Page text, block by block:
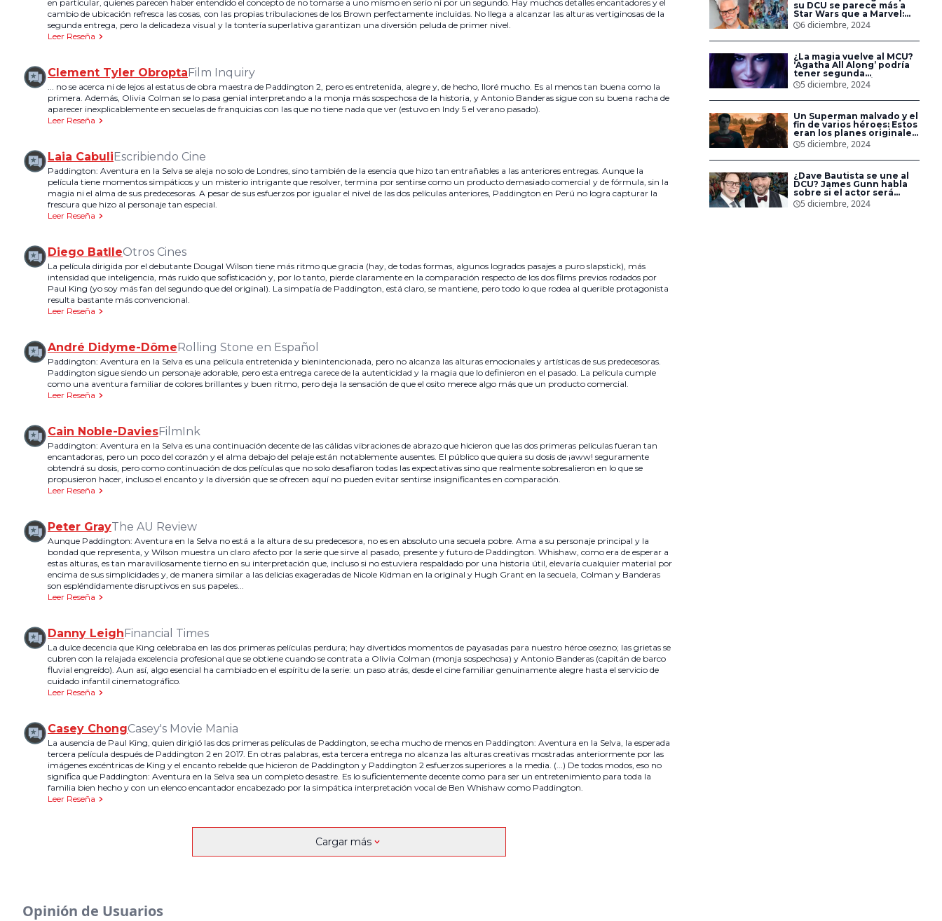
en particular, quienes parecen haber entendido el concepto de no tomarse a uno mismo en serio ni por un segundo. Hay muchos detalles encantadores y el
cambio de ubicación refresca las cosas, con las propias tribulaciones de los Brown perfectamente incluidas. No llega a alcanzar las alturas vertiginosas de la
segunda entrega, pero la delicadeza visual y la tontería superlativa garantizan una diversión peluda de primer nivel.
Leer Reseña
Clement Tyler ObroptaFilm Inquiry
... no se acerca ni de lejos al estatus de obra maestra de Paddington 2, pero es entretenida, alegre y, de hecho, lloré mucho. Es al menos tan buena como la
primera. Además, Olivia Colman se lo pasa genial interpretando a la monja más sospechosa de la historia, y Antonio Banderas sigue con su buena racha de
aparecer inexplicablemente en secuelas de franquicias con las que no tiene nada que ver (estuvo en Indy 5 el verano pasado).
Leer Reseña
Laia CabuliEscribiendo Cine
Paddington: Aventura en la Selva se aleja no solo de Londres, sino también de la esencia que hizo tan entrañables a las anteriores entregas. Aunque la
película tiene momentos simpáticos y un misterio intrigante que resolver, termina por sentirse como un producto demasiado comercial y de fórmula, sin la
magia ni el alma de sus predecesoras. A pesar de sus esfuerzos por igualar el nivel de las dos películas anteriores, Paddington en Perú no logra capturar la
frescura que hizo al personaje tan especial.
Leer Reseña
Diego BatlleOtros Cines
La película dirigida por el debutante Dougal Wilson tiene más ritmo que gracia (hay, de todas formas, algunos logrados pasajes a puro slapstick), más
intensidad que inteligencia, más ruido que sofisticación y, por lo tanto, pierde claramente en la comparación respecto de los dos films previos rodados por
Paul King (yo soy más fan del segundo que del original). La simpatía de Paddington, está claro, se mantiene, pero todo lo que rodea al querible protagonista
resulta bastante más convencional.
Leer Reseña
André Didyme-DômeRolling Stone en Español
Paddington: Aventura en la Selva es una película entretenida y bienintencionada, pero no alcanza las alturas emocionales y artísticas de sus predecesoras.
Paddington sigue siendo un personaje adorable, pero esta entrega carece de la autenticidad y la magia que lo definieron en el pasado. La película cumple
como una aventura familiar de colores brillantes y buen ritmo, pero deja la sensación de que el osito merece algo más que un producto comercial.
Leer Reseña
Cain Noble-DaviesFilmInk
Paddington: Aventura en la Selva es una continuación decente de las cálidas vibraciones de abrazo que hicieron que las dos primeras películas fueran tan
encantadoras, pero un poco del corazón y el alma debajo del pelaje están notablemente ausentes. El público que quiera su dosis de ¡aww! seguramente
obtendrá su dosis, pero como continuación de dos películas que no solo desafiaron todas las expectativas sino que realmente sobresalieron en lo que se
propusieron hacer, incluso el encanto y la diversión que se ofrecen aquí no pueden evitar sentirse insignificantes en comparación.
Leer Reseña
Peter GrayThe AU Review
Aunque Paddington: Aventura en la Selva no está a la altura de su predecesora, no es en absoluto una secuela pobre. Ama a su personaje principal y la
bondad que representa, y Wilson muestra un claro afecto por la serie que sirve al pasado, presente y futuro de Paddington. Whishaw, como era de esperar a
estas alturas, es tan maravillosamente tierno en su interpretación que, incluso si no estuviera respaldado por una historia útil, elevaría cualquier material por
encima de sus simplicidades y, de manera similar a las delicias exageradas de Nicole Kidman en la original y Hugh Grant en la secuela, Colman y Banderas
son espléndidamente disruptivos en sus papeles...
Leer Reseña
Danny LeighFinancial Times
La dulce decencia que King celebraba en las dos primeras películas perdura; hay divertidos momentos de payasadas para nuestro héroe osezno; las grietas se
cubren con la relajada excelencia profesional que se obtiene cuando se contrata a Olivia Colman (monja sospechosa) y Antonio Banderas (capitán de barco
fluvial engreído). Aun así, algo esencial ha cambiado en el espíritu de la serie: un paso atrás, desde el cine familiar genuinamente alegre hasta el servicio de
cuidado infantil cinematográfico.
Leer Reseña
Casey ChongCasey's Movie Mania
La ausencia de Paul King, quien dirigió las dos primeras películas de Paddington, se echa mucho de menos en Paddington: Aventura en la Selva, la esperada
tercera película después de Paddington 2 en 2017. En otras palabras, esta tercera entrega no alcanza las alturas creativas mostradas anteriormente por las
imágenes excéntricas de King y el encanto rebelde que hicieron de Paddington y Paddington 2 esfuerzos superiores a la media. (...) De todos modos, eso no
significa que Paddington: Aventura en la Selva sea un completo desastre. Es lo suficientemente decente como para ser un entretenimiento para toda la
familia bien hecho y con un elenco encantador encabezado por la simpática interpretación vocal de Ben Whishaw como Paddington.
Leer Reseña
Cargar más
su DCU se parece más a
Star Wars que a Marvel:
‘Estamos creando un
universo’
6 diciembre, 2024
¿La magia vuelve al MCU?
‘Agatha All Along’ podría
tener segunda
temporada en Disney+
5 diciembre, 2024
Un Superman malvado y el
fin de varios héroes: Estos
eran los planes originales
de ‘La Liga de la Justicia’
de Zack Snyder en DC
5 diciembre, 2024
¿Dave Bautista se une al
DCU? James Gunn habla
sobre si el actor será
Bane en el universo de DC
Studios
5 diciembre, 2024
Opinión de Usuarios